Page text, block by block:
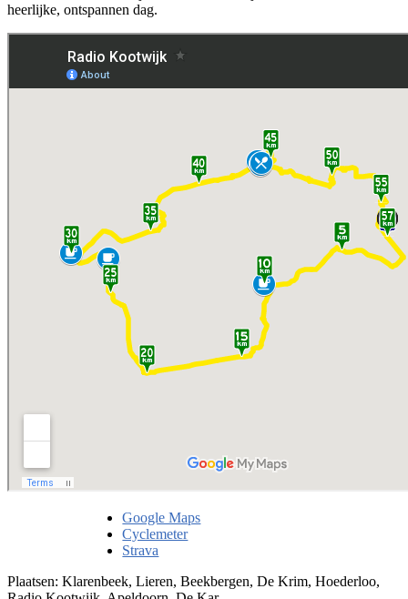
heerlijke, ontspannen dag.
Google Maps
Cyclemeter
Strava
Plaatsen: Klarenbeek, Lieren, Beekbergen, De Krim, Hoederloo,